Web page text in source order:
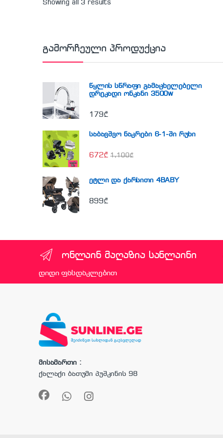
Showing all 3 results
გამორჩეული პროდუქცია
წყლის სწრაფი გამაცხელებელი
დრეკადი ონკანი 3500w
179₾
საბავშვო ნაკრები 6-1-ში რუხი
672₾ 1,100₾
ეტლი და ქარსითი 4BABY
899₾
ონლაინ მაღაზია სანლაინი
დიდი ფასდაკლებით
მისამართი :
ქალაქი ბათუმი პუშკინის 98